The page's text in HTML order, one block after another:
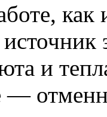
как
и
—